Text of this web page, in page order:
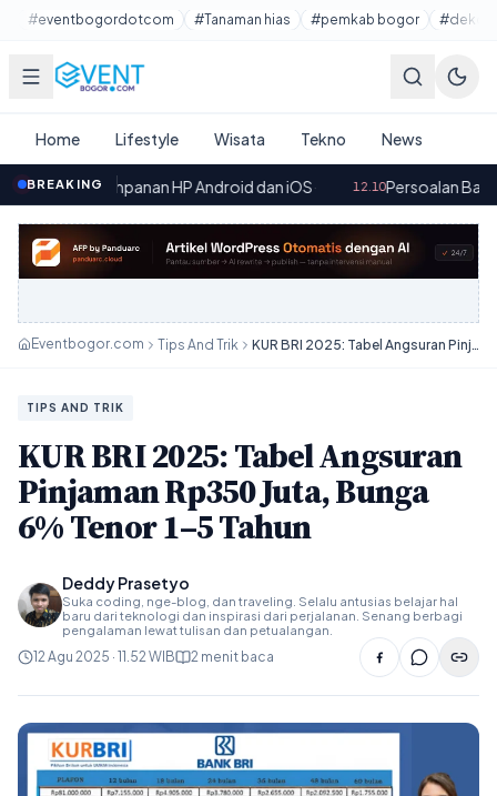
Lewati ke konten utama
#eventbogordotcom #Tanaman hias #pemkab bogor
Home Lifestyle Wisata Tekno News
BREAKING
HP Android dan iOS· 12.10Persoalan Bangunan Sekolah
Eventbogor.com Tips And Trik KUR BRI 2025: Tabel Angsuran Pinjaman Rp350 Juta, Bunga 6% Tenor 1–5 Tahun
TIPS AND TRIK
KUR BRI 2025: Tabel Angsuran
Pinjaman Rp350 Juta, Bunga
6% Tenor 1–5 Tahun
Deddy Prasetyo
Suka coding, nge-blog, dan traveling. Selalu antusias belajar hal
baru dari teknologi dan inspirasi dari perjalanan. Senang berbagi
pengalaman lewat tulisan dan petualangan.
12 Agu 2025 · 11.52 WIB 2 menit baca